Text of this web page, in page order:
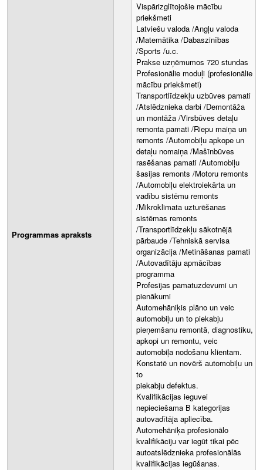
Programmas apraksts
Vispārizglītojošie mācību
priekšmeti
​Latviešu valoda /Angļu valoda
/Matemātika /Dabaszinības
/Sports /u.c.
Prakse uzņēmumos 720 stundas
Profesionālie moduļi (profesionālie
mācību priekšmeti)
Transportlīdzekļu uzbūves pamati
/Atslēdznieka darbi /Demontāža
un montāža /Virsbūves detaļu
remonta pamati /Riepu maiņa un
remonts /Automobiļu apkope un
detaļu nomaiņa /Mašīnbūves
rasēšanas pamati /Automobiļu
šasijas remonts /Motoru remonts
/Automobiļu elektroiekārta un
vadību sistēmu remonts
/Mikroklimata uzturēšanas
sistēmas remonts
/Transportlīdzekļu sākotnējā
pārbaude /Tehniskā servisa
organizācija /Metināšanas pamati
/Autovadītāju apmācības
programma
Profesijas pamatuzdevumi un
pienākumi​
Automehāniķis plāno un veic
automobiļu un to piekabju
pieņemšanu remontā, diagnostiku,
apkopi un remontu, veic
automobiļa nodošanu klientam.
Konstatē un novērš automobiļu un
to
piekabju defektus.
Kvalifikācijas ieguvei
nepieciešama B kategorijas
autovadītāja apliecība.
Automehāniķa profesionālo
kvalifikāciju var iegūt tikai pēc
autoatslēdznieka profesionālās
kvalifikācijas iegūšanas.